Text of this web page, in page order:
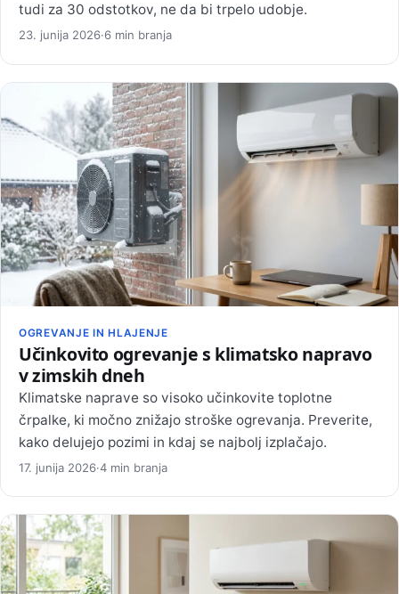
tudi za 30 odstotkov, ne da bi trpelo udobje.
23. junija 2026·6 min branja
OGREVANJE IN HLAJENJE
Učinkovito ogrevanje s klimatsko napravo
v zimskih dneh
Klimatske naprave so visoko učinkovite toplotne
črpalke, ki močno znižajo stroške ogrevanja. Preverite,
kako delujejo pozimi in kdaj se najbolj izplačajo.
17. junija 2026·4 min branja